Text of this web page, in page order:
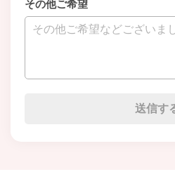
その他ご希望